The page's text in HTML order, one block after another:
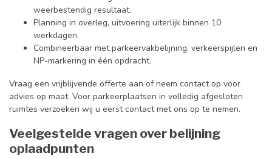
weerbestendig resultaat.
Planning in overleg, uitvoering uiterlijk binnen 10
werkdagen.
Combineerbaar met parkeervakbelijning, verkeerspijlen en
NP-markering in één opdracht.
Vraag een vrijblijvende offerte aan of neem contact op voor
advies op maat. Voor parkeerplaatsen in volledig afgesloten
ruimtes verzoeken wij u eerst contact met ons op te nemen.
Veelgestelde vragen over belijning
oplaadpunten